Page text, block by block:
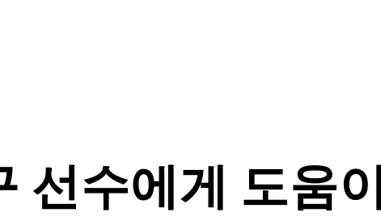
선수에게 도움